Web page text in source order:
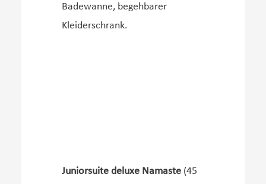
Badewanne, begehbarer
Kleiderschrank.
Juniorsuite deluxe Namaste(45